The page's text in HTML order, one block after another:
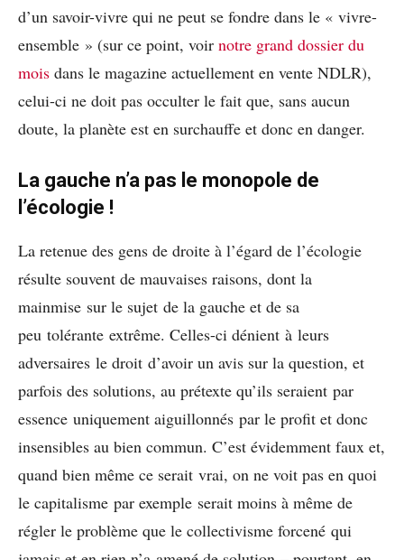
d’un savoir-vivre qui ne peut se fondre dans le « vivre-
ensemble » (sur ce point, voir notre grand dossier du
mois dans le magazine actuellement en vente NDLR),
celui-ci ne doit pas occulter le fait que, sans aucun
doute, la planète est en surchauffe et donc en danger.
La gauche n’a pas le monopole de
l’écologie !
La retenue des gens de droite à l’égard de l’écologie
résulte souvent de mauvaises raisons, dont la
mainmise sur le sujet de la gauche et de sa
peu tolérante extrême. Celles-ci dénient à leurs
adversaires le droit d’avoir un avis sur la question, et
parfois des solutions, au prétexte qu’ils seraient par
essence uniquement aiguillonnés par le profit et donc
insensibles au bien commun. C’est évidemment faux et,
quand bien même ce serait vrai, on ne voit pas en quoi
le capitalisme par exemple serait moins à même de
régler le problème que le collectivisme forcené qui